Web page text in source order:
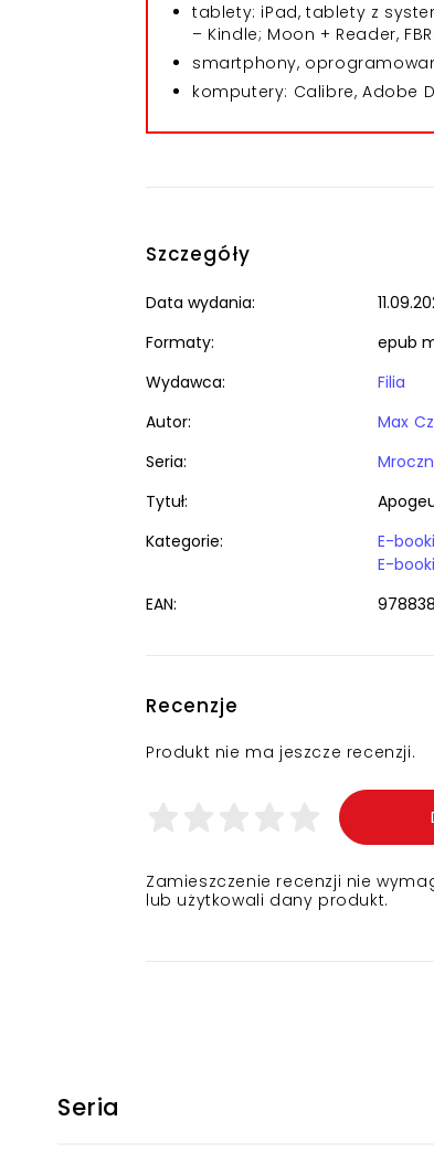
tablety: iPad, tablety z
– Kindle; Moon + Reader,
smartphony,
komputery: Calibre, Adobe
Szczegóły
Data wydania:
Formaty:
epub
Wydawca:
Filia
Autor:
Max
Seria:
Tytuł:
Kategorie:
E-
EAN:
Recenzje
Produkt nie ma jeszcze recenzji.
Zamieszczenie recenzji nie
lub użytkowali dany produkt.
Seria